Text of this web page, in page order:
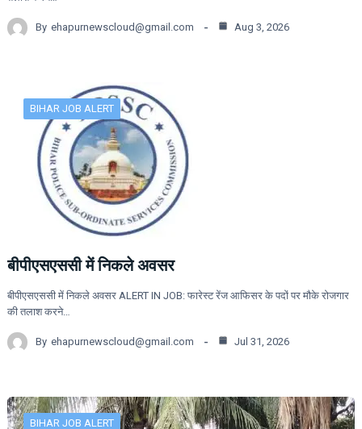
By ehapurnewscloud@gmail.com Aug 3, 2026
BIHAR JOB ALERT
बीपीएसएससी में निकले अवसर
बीपीएसएससी में निकले अवसर ALERT IN JOB: फारेस्ट रेंज आफिसर के पदों पर मौके रोजगार
की तलाश करने…
By ehapurnewscloud@gmail.com Jul 31, 2026
BIHAR JOB ALERT